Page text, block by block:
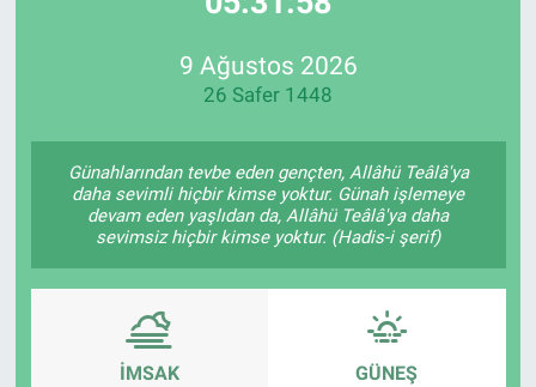
9 Ağustos 2026
26 Safer 1448
Günahlarından tevbe eden gençten, Allâhü Teâlâ'ya
daha sevimli hiçbir kimse yoktur. Günah işlemeye
devam eden yaşlıdan da, Allâhü Teâlâ'ya daha
sevimsiz hiçbir kimse yoktur. (Hadis-i şerif)
İMSAK GÜNEŞ
Özel Haberler
Kadın
Erişim Bilgileri
Sağlık